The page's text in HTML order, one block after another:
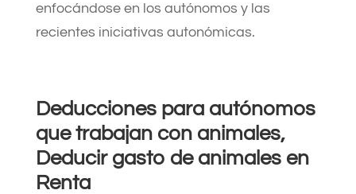
enfocándose en los autónomos y las
recientes iniciativas autonómicas.​
Deducciones para autónomos
que trabajan con animales,
Deducir gasto de animales en
Renta